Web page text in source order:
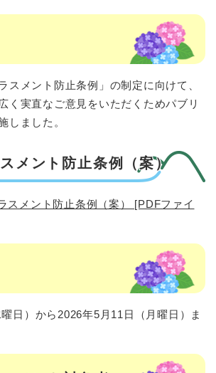
メント防止条例」の制定に向けて、
く実直なご意見をいただくためパブリ
しました。
メント防止条例（案）
スメント防止条例（案） [PDFファイ
日）から2026年5月11日（月曜日）ま